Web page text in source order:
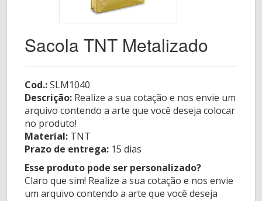
Sacola TNT Metalizado
Cod.:SLM1040
Descrição: Realize a sua cotação e nos envie um
arquivo contendo a arte que você deseja colocar
no produto!
Material: TNT
Prazo de entrega: 15 dias
Esse produto pode ser personalizado?
Claro que sim! Realize a sua cotação e nos envie
um arquivo contendo a arte que você deseja